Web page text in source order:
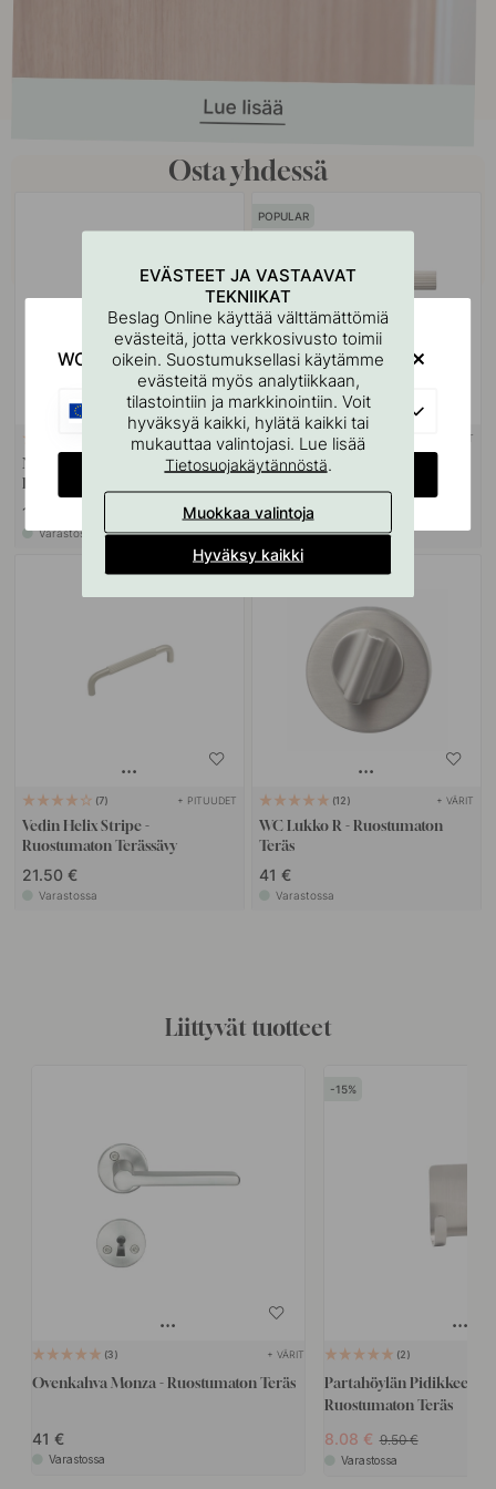
Osta yhdessä
+ KOOT
Nuppivedin Helix Stripe -
Ruostumaton Terässävy
10.80 €
Varastossa
POPULAR
10 + VÄRIT
Ovenkahva Helix 200 Stripe -
128.50 €
Varastossa
7 + PITUUDET
Vedin Helix Stripe -
Ruostumaton Terässävy
21.50 €
Varastossa
POPULAR
12 + VÄRIT
WC Lukko R - Ruostumaton
Teräs
41 €
Varastossa
Liittyvät tuotteet
3 + VÄRIT
Ovenkahva Monza - Ruostumaton Teräs
41
Varastossa
15
2
Partahöylän Pidikkeen
Ruostumaton Teräs
8.08 9.50
Varastossa
EVÄSTEET JA VASTAAVAT
TEKNIIKAT
Beslag Online käyttää välttämättömiä
evästeitä, jotta verkkosivusto toimii
oikein. Suostumuksellasi käytämme
evästeitä myös analytiikkaan,
tilastointiin ja markkinointiin. Voit
hyväksyä kaikki, hylätä kaikki tai
mukauttaa valintojasi. Lue lisää
Tietosuojakäytännöstä.
Muokkaa valintoja
Hyväksy kaikki
WOULD YOU RATHER VISIT?
EU
CHANGE COUNTRY